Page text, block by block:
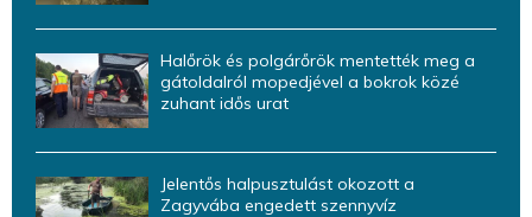
Halőrök és polgárőrök mentették meg a
gátoldalról mopedjével a bokrok közé
zuhant idős urat
Jelentős halpusztulást okozott a
Zagyvába engedett szennyvíz